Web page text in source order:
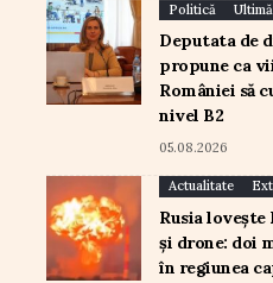
Politică
Deputata de
propune ca
României să
nivel B2
05.08.2026
Actualitate
Rusia
și drone: doi
în regiunea